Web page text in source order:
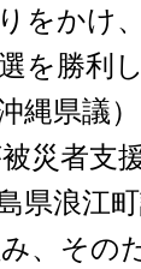
をかけ
を勝利
縄県議
災者支
県浪江
、その